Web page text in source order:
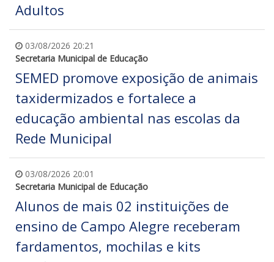
Adultos
03/08/2026 20:21
Secretaria Municipal de Educação
SEMED promove exposição de animais
taxidermizados e fortalece a
educação ambiental nas escolas da
Rede Municipal
03/08/2026 20:01
Secretaria Municipal de Educação
Alunos de mais 02 instituições de
ensino de Campo Alegre receberam
fardamentos, mochilas e kits